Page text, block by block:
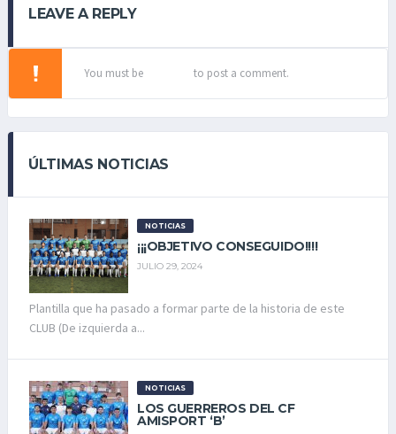
LEAVE A REPLY
You must be to post a comment.
ÚLTIMAS NOTICIAS
NOTICIAS
¡¡¡OBJETIVO CONSEGUIDO!!!!
JULIO 29, 2024
Plantilla que ha pasado a formar parte de la historia de este
CLUB (De izquierda a...
NOTICIAS
LOS GUERREROS DEL CF
AMISPORT ‘B’